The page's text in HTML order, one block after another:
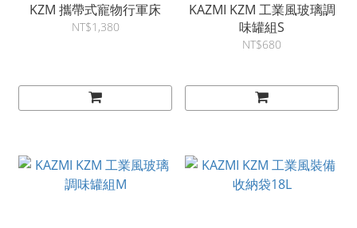
KZM 攜帶式寵物行軍床
NT$1,380
KAZMI KZM 工業風玻璃調
味罐組S
NT$680